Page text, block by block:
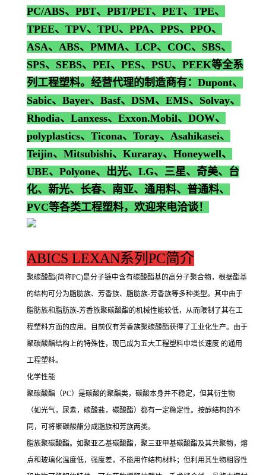
PC/ABS、PBT、PBT/PET、PET、TPE、
TPEE、TPV、TPU、PPA、PPS、PPO、
ASA、ABS、PMMA、LCP、COC、SBS、
SPS、SEBS、PEI、PES、PSU、PEEK等全系
列工程塑料。经营代理的制造商有：Dupont、
Sabic、Bayer、Basf、DSM、EMS、Solvay、
Rhodia、Lanxess、Exxon.Mobil、DOW、
polyplastics、Ticona、Toray、Asahikasei、
Teijin、Mitsubishi、Kuraray、Honeywell、
UBE、Polyone、出光、LG、三星、奇美、台
化、新光、长春、南亚、通用料、普通料、
PVC等各类工程塑料，欢迎来电洽谈！
ABICS LEXAN系列PC简介
聚碳酸酯(简称PC)是分子链中含有碳酸酯基的高分子聚合物，根据酯基
的结构可分为脂肪族、芳香族、脂肪族-芳香族等多种类型。其中由于
脂肪族和脂肪族-芳香族聚碳酸酯的机械性能较低，从而限制了其在工
程塑料方面的应用。目前仅有芳香族聚碳酸酯获得了工业化生产。由于
聚碳酸酯结构上的特殊性，现已成为五大工程塑料中增长速度 的通用
工程塑料。
化学性能
聚碳酸酯（PC）是碳酸的聚酯类，碳酸本身并不稳定，但其衍生物
（如光气，尿素，碳酸盐，碳酸酯）都有一定稳定性。按醇结构的不
同，可将聚碳酸酯分成脂族和芳族两类。
脂族聚碳酸酯。如聚亚乙基碳酸酯，聚三亚甲基碳酸酯及其共聚物，熔
点和玻璃化温度低，强度差，不能用作结构材料；但利用其生物相容性